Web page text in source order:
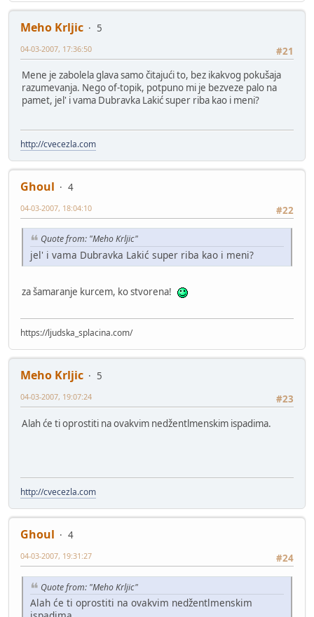
Meho Krljic
5
#21
04-03-2007, 17:36:50
Mene je zabolela glava samo čitajući to, bez ikakvog pokušaja
razumevanja. Nego of-topik, potpuno mi je bezveze palo na
pamet, jel' i vama Dubravka Lakić super riba kao i meni?
http://cvecezla.com
Ghoul
4
#22
04-03-2007, 18:04:10
Quote from: "Meho Krljic"
jel' i vama Dubravka Lakić super riba kao i meni?
za šamaranje kurcem, ko stvorena!
https://ljudska_splacina.com/
Meho Krljic
5
#23
04-03-2007, 19:07:24
Alah će ti oprostiti na ovakvim nedžentlmenskim ispadima.
http://cvecezla.com
Ghoul
4
#24
04-03-2007, 19:31:27
Quote from: "Meho Krljic"
Alah će ti oprostiti na ovakvim nedžentlmenskim